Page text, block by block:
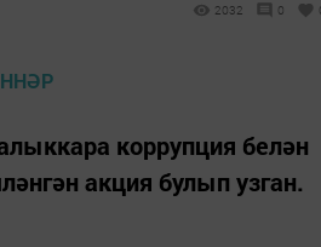
2032 0
коррупция белән
акция булып узган.